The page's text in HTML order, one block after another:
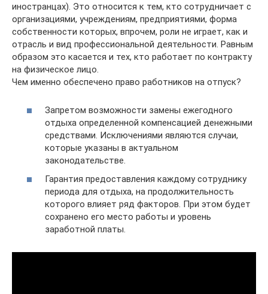
иностранцах). Это относится к тем, кто сотрудничает с
организациями, учреждениям, предприятиями, форма
собственности которых, впрочем, роли не играет, как и
отрасль и вид профессиональной деятельности. Равным
образом это касается и тех, кто работает по контракту
на физическое лицо.
Чем именно обеспечено право работников на отпуск?
Запретом возможности замены ежегодного
отдыха определенной компенсацией денежными
средствами. Исключениями являются случаи,
которые указаны в актуальном
законодательстве.
Гарантия предоставления каждому сотруднику
периода для отдыха, на продолжительность
которого влияет ряд факторов. При этом будет
сохранено его место работы и уровень
заработной платы.